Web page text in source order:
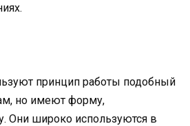
принцип работы подобный
но имеют форму,
Они широко используются в